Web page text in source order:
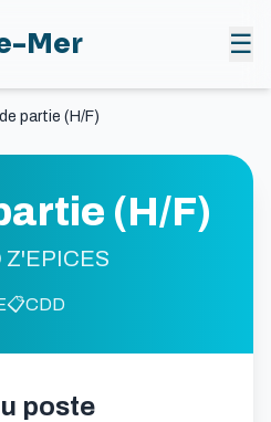
Mer ☰
partie (H/F)
(H/F)
Z'EPICES
📋CDD
poste